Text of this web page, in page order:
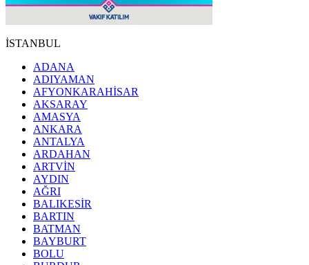
İSTANBUL
ADANA
ADIYAMAN
AFYONKARAHİSAR
AKSARAY
AMASYA
ANKARA
ANTALYA
ARDAHAN
ARTVİN
AYDIN
AĞRI
BALIKESİR
BARTIN
BATMAN
BAYBURT
BOLU